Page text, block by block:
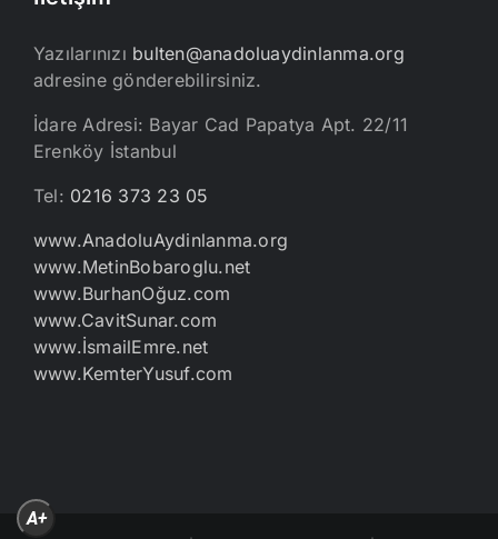
Yazılarınızı bulten@anadoluaydinlanma.org
adresine gönderebilirsiniz.
İdare Adresi: Bayar Cad Papatya Apt. 22/11
Erenköy İstanbul
Tel: 0216 373 23 05
www.AnadoluAydinlanma.org
www.MetinBobaroglu.net
www.BurhanOğuz.com
www.CavitSunar.com
www.İsmailEmre.net
www.KemterYusuf.com
A+